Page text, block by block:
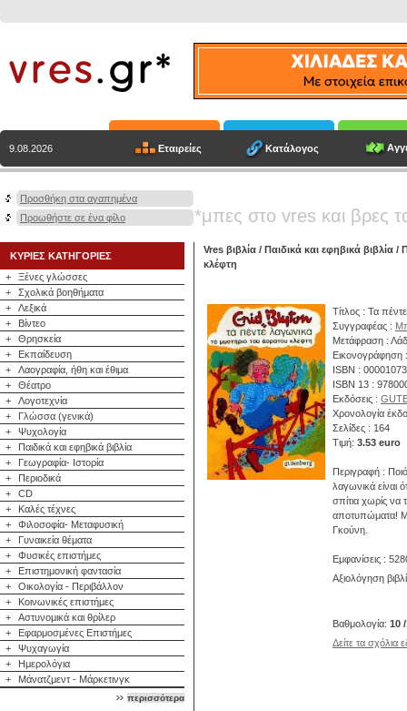
9.08.2026 Εταιρείες Κατάλογος
Προσθήκη στα αγαπημένα
Προωθήστε σε ένα φίλο
*μπες στο vres και βρες
ΚΥΡΙΕΣ ΚΑΤΗΓΟΡΙΕΣ
+
Ξένες γλώσσες
+
Σχολικά βοηθήματα
+
Λεξικά
+
Βίντεο
+
Θρησκεία
+
Εκπαίδευση
+
Λαογραφία, ήθη και έθιμα
+
Θέατρο
+
Λογοτεχνία
+
Γλώσσα (γενικά)
+
Ψυχολογία
+
Παιδικά και εφηβικά βιβλία
+
Γεωγραφία- Ιστορία
+
Περιοδικά
+
CD
+
Καλές τέχνες
+
Φιλοσοφία- Μεταφυσική
+
Γυναικεία θέματα
+
Φυσικές επιστήμες
+
Επιστημονική φαντασία
+
Οικολογία - Περιβάλλον
+
Κοινωνικές επιστήμες
+
Αστυνομικά και θρίλερ
+
Εφαρμοσμένες Επιστήμες
+
Ψυχαγωγία
+
Ημερολόγια
+
Μάνατζμεντ - Μάρκετινγκ
περισσότερα
Vres βιβλία / Παιδικά και εφηβικά βιβλία /
κλέφτη
Τίτλος : Τα
Συγγραφέας :
Μετάφραση :
Εικονογράφηση
ISBN :
ISBN 13 :
Εκδόσεις :
Χρονολογία
Σελίδες : 164
Τιμή: 3.53 euro
Περιγραφή :
λαγωνικά είναι
σπίτια χωρίς να
αποτυπώματα!
Γκούνη.
Εμφανίσεις :
Αξιολόγηση
Βαθμολογία: 10
Δείτε τα σχόλια